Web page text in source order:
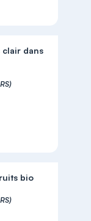
clair dans
bio